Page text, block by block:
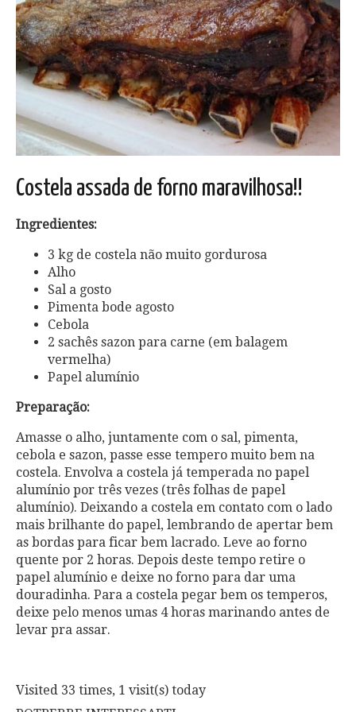
Costela assada de forno maravilhosa!!
Ingredientes:
3 kg de costela não muito gordurosa
Alho
Sal a gosto
Pimenta bode agosto
Cebola
2 sachês sazon para carne (em balagem
vermelha)
Papel alumínio
Preparação:
Amasse o alho, juntamente com o sal, pimenta,
cebola e sazon, passe esse tempero muito bem na
costela. Envolva a costela já temperada no papel
alumínio por três vezes (três folhas de papel
alumínio). Deixando a costela em contato com o lado
mais brilhante do papel, lembrando de apertar bem
as bordas para ficar bem lacrado. Leve ao forno
quente por 2 horas. Depois deste tempo retire o
papel alumínio e deixe no forno para dar uma
douradinha. Para a costela pegar bem os temperos,
deixe pelo menos umas 4 horas marinando antes de
levar pra assar.
Visited 33 times, 1 visit(s) today